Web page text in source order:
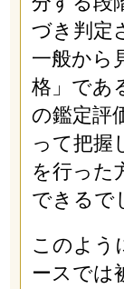
づき判定
一般から
格」であ
の鑑定評
って把握
を行った
できるで
このよう
ースでは